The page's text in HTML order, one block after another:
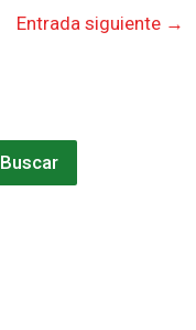
Entrada siguiente →
Buscar